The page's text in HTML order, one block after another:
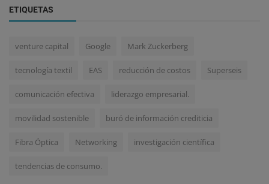
ETIQUETAS
venture capital Google Mark Zuckerberg
tecnología textil EAS reducción de costos Superseis
comunicación efectiva liderazgo empresarial.
movilidad sostenible buró de información crediticia
Fibra Óptica Networking investigación científica
tendencias de consumo.